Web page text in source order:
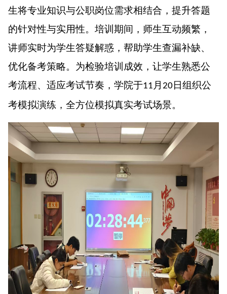
生将专业知识与公职岗位需求相结合，提升答题
的针对性与实用性。培训期间，师生互动频繁，
讲师实时为学生答疑解惑，帮助学生查漏补缺、
优化备考策略。为检验培训成效，让学生熟悉公
考流程、适应考试节奏，学院于11 月 20 日组织公
考模拟演练，全方位模拟真实考试场景。